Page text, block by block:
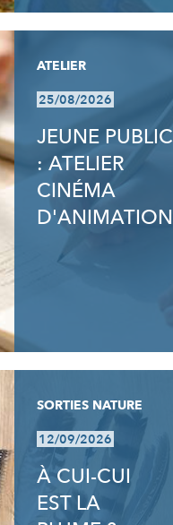
ATELIER
25/08/2026
JEUNE PUBLIC
: ATELIER
CINÉMA
D'ANIMATION
SORTIES NATURE
12/09/2026
À CUI-CUI
EST LA